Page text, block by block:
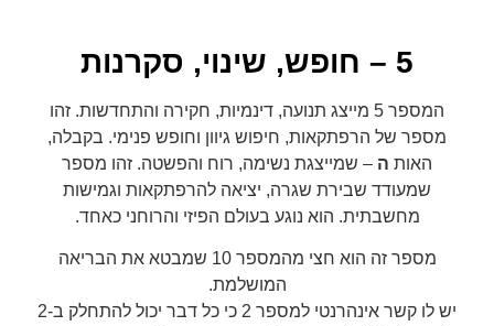
5 – חופש, שינוי, סקרנות
המספר 5 מייצג תנועה, דינמיות, חקירה והתחדשות. זהו
מספר של הרפתקאות, חיפוש גיוון וחופש פנימי. בקבלה,
האות ה – שמייצגת נשימה, רוח והפשטה. זהו מספר
שמעודד שבירת שגרה, יציאה להרפתקאות וגמישות
מחשבתית. הוא נוגע בעולם הפיזי והרוחני כאחד.
מספר זה הוא חצי מהמספר 10 שמבטא את הבריאה
המושלמת.
יש לו קשר אינהרנטי למספר 2 כי כל דבר יכול להתחלק ב-2